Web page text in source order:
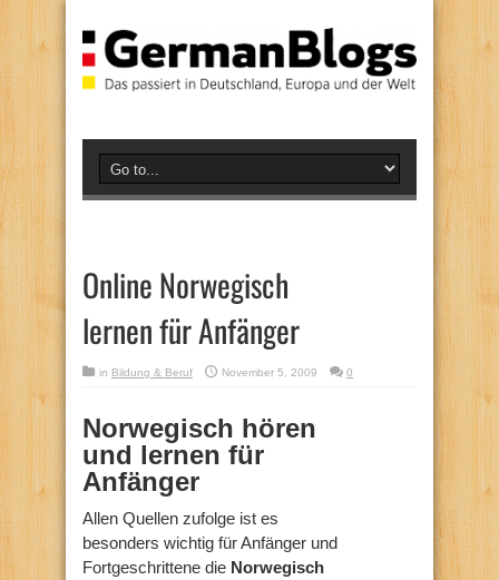
Online Norwegisch
lernen für Anfänger
in Bildung & Beruf November 5, 2009 0
Norwegisch hören
und lernen für
Anfänger
Allen Quellen zufolge ist es
besonders wichtig für Anfänger und
Fortgeschrittene die Norwegisch